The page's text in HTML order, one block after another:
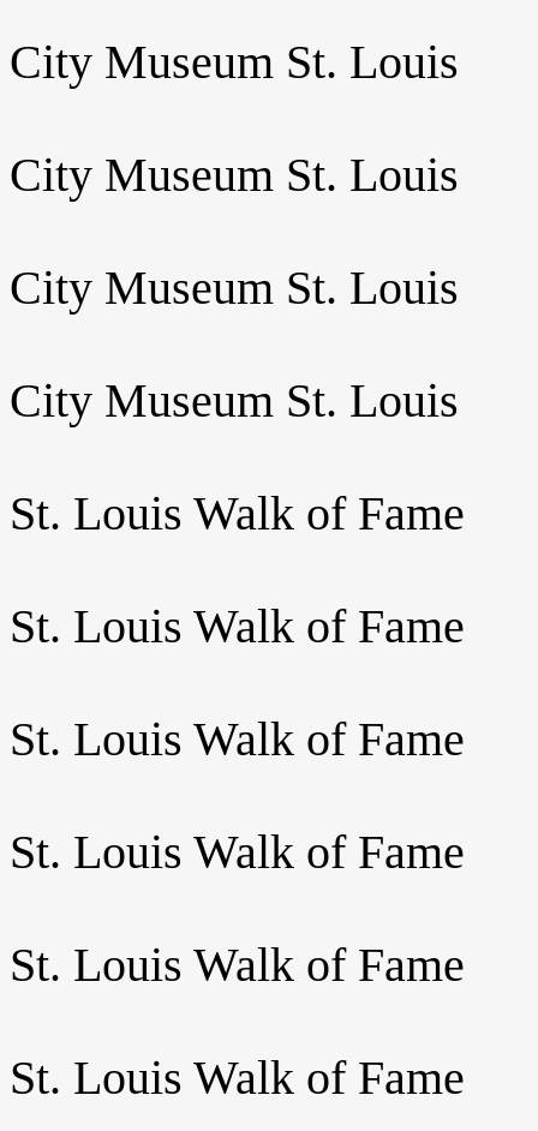
City Museum St. Louis
City Museum St. Louis
City Museum St. Louis
City Museum St. Louis
St. Louis Walk of Fame
St. Louis Walk of Fame
St. Louis Walk of Fame
St. Louis Walk of Fame
St. Louis Walk of Fame
St. Louis Walk of Fame